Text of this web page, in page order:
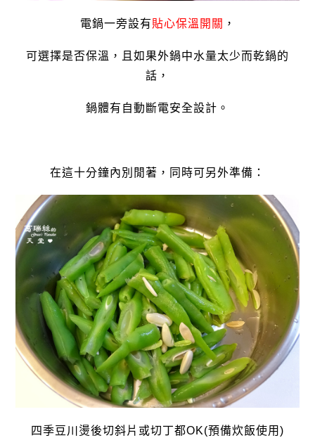
電鍋一旁設有貼心保溫開關 ，
可選擇是否保溫，且如果外鍋中水量太少而乾鍋的
話，
鍋體有自動斷電安全設計。
在這十分鐘內別閒著，同時可另外準備：
四季豆川燙後切斜片或切丁都OK(預備炊飯使用)